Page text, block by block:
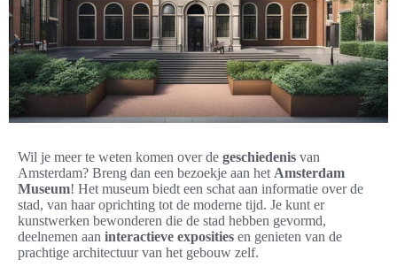
Wil je meer te weten komen over de geschiedenis van
Amsterdam? Breng dan een bezoekje aan het Amsterdam
Museum! Het museum biedt een schat aan informatie over de
stad, van haar oprichting tot de moderne tijd. Je kunt er
kunstwerken bewonderen die de stad hebben gevormd,
deelnemen aan interactieve exposities en genieten van de
prachtige architectuur van het gebouw zelf.